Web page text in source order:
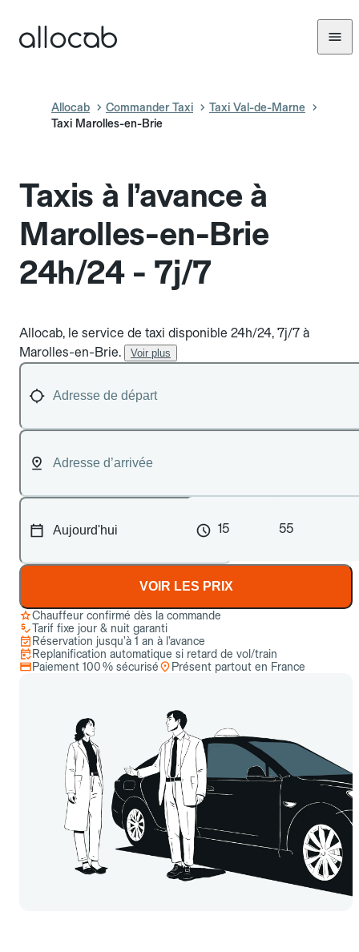
Allocab Commander Taxi
Taxi Val-de-Marne
Taxi Marolles-en-Brie
Taxis à l’avance à
Marolles-en-Brie
24h/24 - 7j/7
Allocab, le service de taxi disponible 24h/24, 7j/7 à
Marolles-en-Brie.
Voir plus
15 55
VOIR LES PRIX
Chauffeur confirmé dès la commande
Tarif fixe jour & nuit garanti
Réservation jusqu’à 1 an à l’avance
Replanification automatique si retard de vol/train
Paiement 100 % sécurisé
Présent partout en France